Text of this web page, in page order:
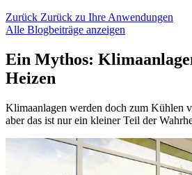
Zurück Zurück zu Ihre Anwendungen
Alle Blogbeiträge anzeigen
Ein Mythos:
Heizen
Klimaanlagen werden doch zum Kühlen
aber das ist nur ein kleiner Teil der